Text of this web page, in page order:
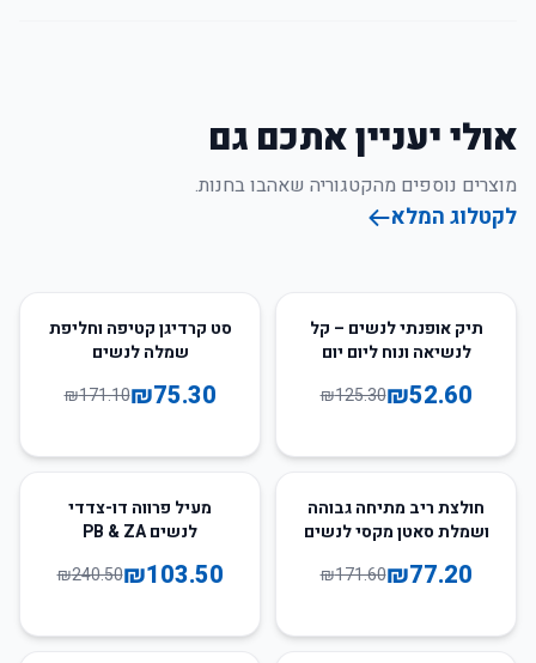
אולי יעניין אתכם גם
מוצרים נוספים מהקטגוריה שאהבו בחנות.
לקטלוג המלא
58
תיק אופנתי לנשים – קל
לנשיאה ונוח ליום יום
₪52.60
₪125.30
56%סט קרדיגן קטיפה וחליפת
שמלה לנשים
₪75.30
₪171.10
55
חולצת ריב מתיחה גבוהה
ושמלת סאטן מקסי לנשים
₪77.20
₪171.60
מעיל פרווה דו-צדדי
לנשים PB & ZA
₪103.50
₪240.50